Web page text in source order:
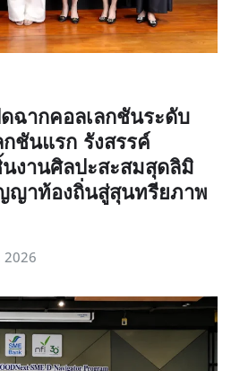
ดฉากคอลเลกชันระดับ
ชันแรก รังสรรค์
นงานศิลปะสะสมสุดลิมิ
ญาท้องถิ่นสู่สุนทรียภาพ
2026